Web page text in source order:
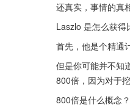
还真实，事情的真
Laszlo 是怎么获得
首先，他是个精通
但是你可能并不知
800倍，因为对于
800倍是什么概念